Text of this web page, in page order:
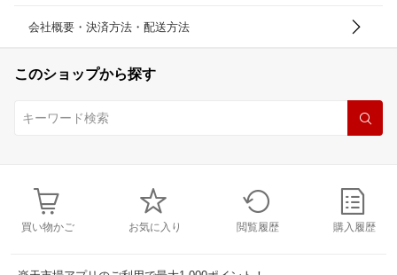
会社概要・決済方法・配送方法
このショップから探す
買い物かご お気に入り 閲覧履歴 購入履歴